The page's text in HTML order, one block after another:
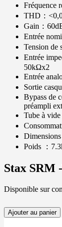
Fréquence
THD：
Gain：
Entrée
Tension
Entrée
50kΩx2
Entrée
Sortie
Bypass de
préampli
Tube à
Poids ：
Stax SRM
Disponible sur
Ajouter au panier